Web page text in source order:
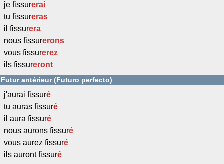
je fissurerai
tu fissureras
il fissurera
nous fissurerons
vous fissurerez
ils fissureront
Futur antérieur (Futuro perfecto)
j'aurai fissuré
tu auras fissuré
il aura fissuré
nous aurons fissuré
vous aurez fissuré
ils auront fissuré